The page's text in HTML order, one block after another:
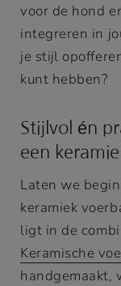
voor de hond
integreren in
je stijl
kunt hebben?
Stijlvol én
een
Laten we
keramiek
ligt in de
Keramische
handgemaakt,